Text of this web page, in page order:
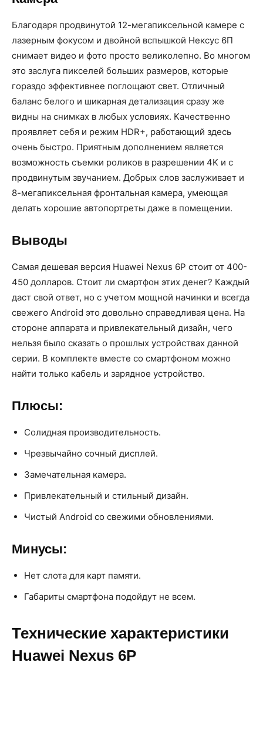
Благодаря продвинутой 12-мегапиксельной камере с
лазерным фокусом и двойной вспышкой Нексус 6П
снимает видео и фото просто великолепно. Во многом
это заслуга пикселей больших размеров, которые
гораздо эффективнее поглощают свет. Отличный
баланс белого и шикарная детализация сразу же
видны на снимках в любых условиях. Качественно
проявляет себя и режим HDR+, работающий здесь
очень быстро. Приятным дополнением является
возможность съемки роликов в разрешении 4K и с
продвинутым звучанием. Добрых слов заслуживает и
8-мегапиксельная фронтальная камера, умеющая
делать хорошие автопортреты даже в помещении.
Выводы
Самая дешевая версия Huawei Nexus 6P стоит от 400-
450 долларов. Стоит ли смартфон этих денег? Каждый
даст свой ответ, но с учетом мощной начинки и всегда
свежего Android это довольно справедливая цена. На
стороне аппарата и привлекательный дизайн, чего
нельзя было сказать о прошлых устройствах данной
серии. В комплекте вместе со смартфоном можно
найти только кабель и зарядное устройство.
Плюсы:
Солидная производительность.
Чрезвычайно сочный дисплей.
Замечательная камера.
Привлекательный и стильный дизайн.
Чистый Android со свежими обновлениями.
Минусы:
Нет слота для карт памяти.
Габариты смартфона подойдут не всем.
Технические характеристики
Huawei Nexus 6P